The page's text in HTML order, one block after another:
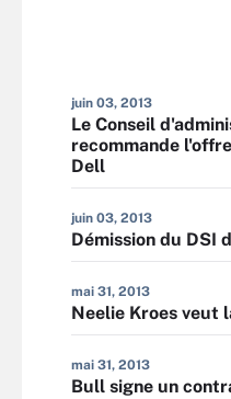
juin 03, 2013
Le Conseil
recommande
Dell
juin 03, 2013
Démission du DSI
mai 31, 2013
Neelie Kroes veut
mai 31, 2013
Bull signe un